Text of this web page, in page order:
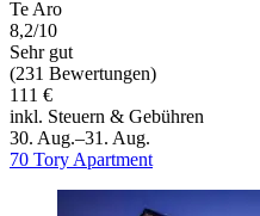
Te Aro
8,2/10
Sehr gut
(231 Bewertungen)
111 €
inkl. Steuern & Gebühren
30. Aug.–31. Aug.
70 Tory Apartment